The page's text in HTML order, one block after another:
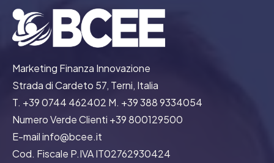
Marketing Finanza Innovazione
Strada di Cardeto 57, Terni, Italia
T. +39 0744 462402 M. +39 388 9334054
Numero Verde Clienti +39 800129500
E-mail info@bcee.it
Cod. Fiscale P.IVA IT02762930424